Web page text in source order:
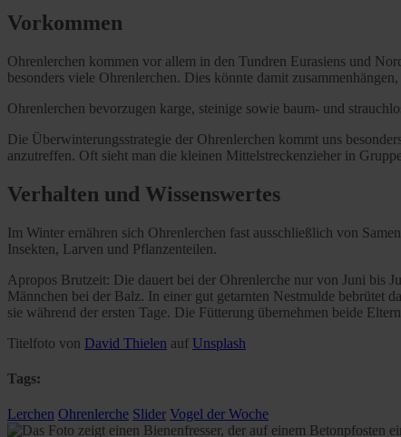
Vorkommen
Ohrenlerchen kommen vor allem in den Tundren Eurasiens und
besonders viele Ohrenlerchen. Dies könnte damit zusammenhängen,
Ohrenlerchen bevorzugen karge, steinige sowie baum- und
Die Überwinterungsstrategie der Ohrenlerchen kommt uns
anzutreffen. Oft sieht man die kleinen Mittelstreckenzieher in
Verhalten und Wissenswertes
Im Winter ernähren sich Ohrenlerchen fast ausschließlich von
Insekten, Larven und Pflanzenteilen.
Apropos Brutzeit: Die dauert bei der Ohrenlerche nur von Juni bis
Männchen bei der Balz. In einer gut getarnten Nestmulde bebrütet
sie während der ersten Tage. Die Fütterung übernehmen beide
Titelfoto von David Thielen auf Unsplash
Tags:
Lerchen Ohrenlerche Slider Vogel der Woche